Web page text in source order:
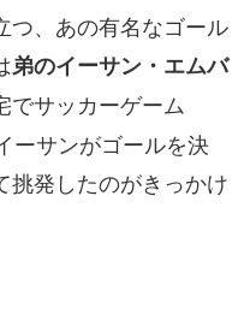
つ、あの有名なゴール
弟のイーサン・エムバ
でサッカーゲーム
ーサンがゴールを決
挑発したのがきっかけ